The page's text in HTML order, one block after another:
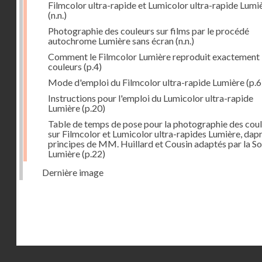
Filmcolor ultra-rapide et Lumicolor ultra-rapide
(n.n.)
Photographie des couleurs sur films par le procédé
autochrome Lumière sans écran(n.n.)
Comment le Filmcolor Lumière reproduit exactement
couleurs (p.4)
Mode d'emploi du Filmcolor ultra-rapide Lumière
Instructions pour l'emploi du Lumicolor ultra-rapide
Lumière(p.20)
Table de temps de pose pour la photographie des
sur Filmcolor et Lumicolor ultra-rapides Lumière,
principes de MM. Huillard et Cousin adaptés par la
Lumière(p.22)
Dernière image